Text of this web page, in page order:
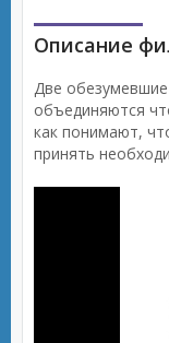
Описание
Две
объединяются
как понимают,
принять